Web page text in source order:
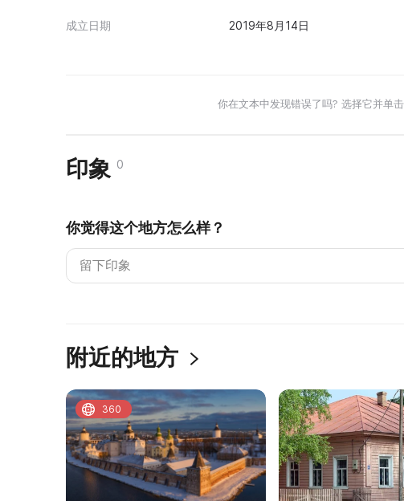
成立日期 2019年8月14日
你在文本中发现错误了吗? 选择它并单击
印象 0
你觉得这个地方怎么样？
附近的地方
360